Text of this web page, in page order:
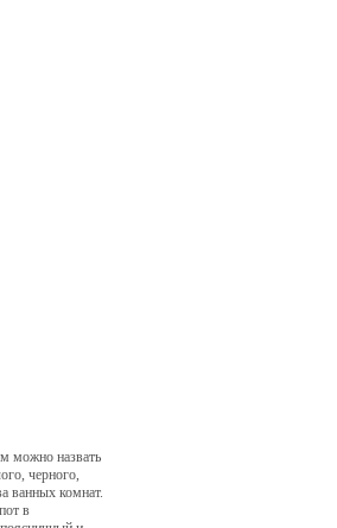
можно назвать
черного,
ванных комнат.
в